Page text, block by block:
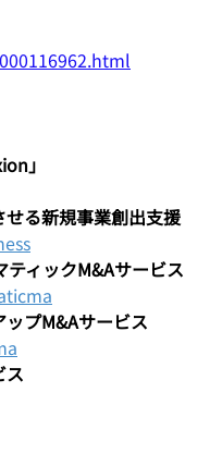
」
る新規事業創出支援
ィックM&Aサービス
プM&Aサービス
ス